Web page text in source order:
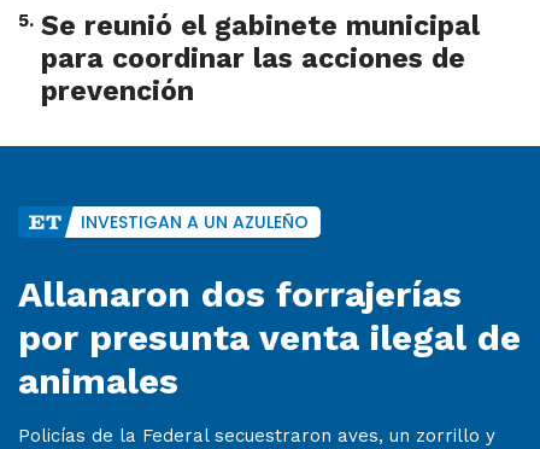
5. Se reunió el gabinete municipal
para coordinar las acciones de
prevención
INVESTIGAN A UN AZULEÑO
Allanaron dos forrajerías
por presunta venta ilegal de
animales
Policías de la Federal secuestraron aves, un zorrillo y